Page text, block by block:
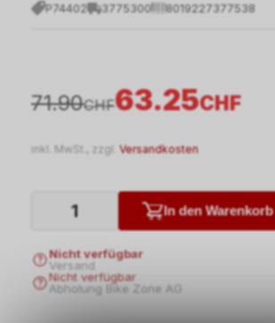
P74402 3775300 8019227377538
63.25CHF
71.90CHF
inkl. MwSt., zzgl. Versandkosten
In den Warenkorb
Nicht verfügbar
Versand
Nicht verfügbar
Abholung Bike Zone AG